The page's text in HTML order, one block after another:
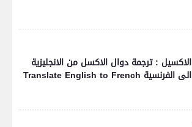
الاكسيل : ترجمة دوال الاكسل من الانجليزية
الى الفرنسية Translate English to French